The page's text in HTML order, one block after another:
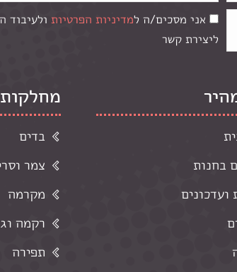
אני מסכים/ה למדיניות הפרטיות ולעיבוד
ליצירת קשר
בחנות
ועדכונים
בדים
צמר
מקרמה
רקמה
תפירה